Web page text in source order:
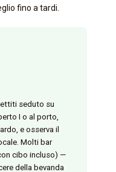
fino a tardi.
seduto su
I o al porto,
e osserva il
Molti bar
cibo incluso) —
della bevanda